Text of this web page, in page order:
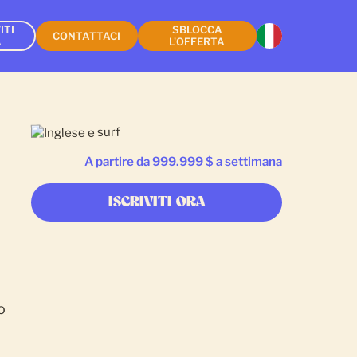
CONTATTACI
SBLOCCA
L'OFFERTA
A partire da 999.999 $ a settimana
ISCRIVITI ORA